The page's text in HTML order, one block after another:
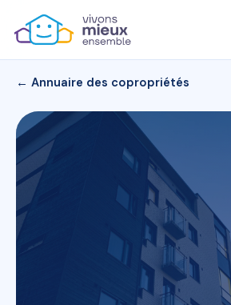
← Annuaire des copropriétés